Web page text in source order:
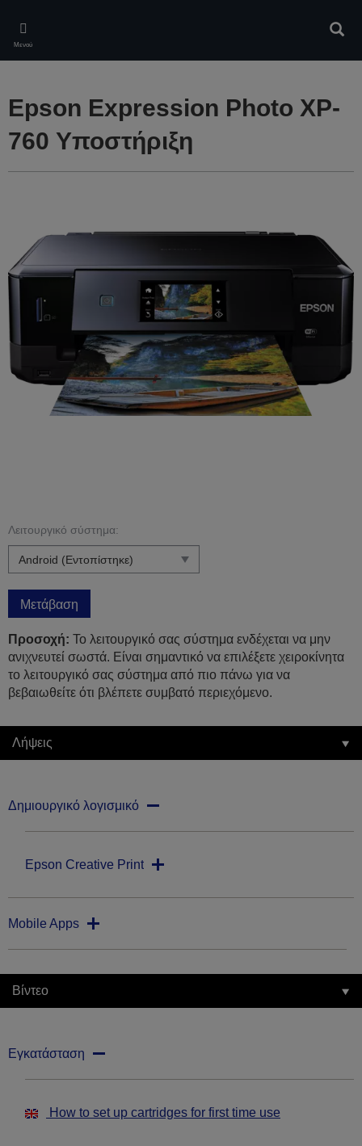
main
content
Μενού
Epson Expression Photo XP-
760 Υποστήριξη
Λειτουργικό σύστημα:
Μετάβαση
Προσοχή: Το λειτουργικό σας σύστημα ενδέχεται να μην
ανιχνευτεί σωστά. Είναι σημαντικό να επιλέξετε χειροκίνητα
το λειτουργικό σας σύστημα από πιο πάνω για να
βεβαιωθείτε ότι βλέπετε συμβατό περιεχόμενο.
Λήψεις
Δημιουργικό λογισμικό
Epson Creative Print
Mobile Apps
Βίντεο
Εγκατάσταση
How to set up cartridges for first time use